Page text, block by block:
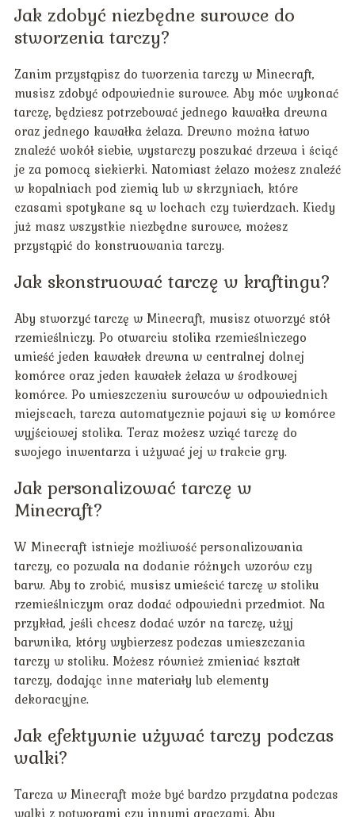
Jak zdobyć niezbędne surowce do
stworzenia tarczy?
Zanim przystąpisz do tworzenia tarczy w Minecraft,
musisz zdobyć odpowiednie surowce. Aby móc wykonać
tarczę, będziesz potrzebować jednego kawałka drewna
oraz jednego kawałka żelaza. Drewno można łatwo
znaleźć wokół siebie, wystarczy poszukać drzewa i ściąć
je za pomocą siekierki. Natomiast żelazo możesz znaleźć
w kopalniach pod ziemią lub w skrzyniach, które
czasami spotykane są w lochach czy twierdzach. Kiedy
już masz wszystkie niezbędne surowce, możesz
przystąpić do konstruowania tarczy.
Jak skonstruować tarczę w kraftingu?
Aby stworzyć tarczę w Minecraft, musisz otworzyć stół
rzemieślniczy. Po otwarciu stolika rzemieślniczego
umieść jeden kawałek drewna w centralnej dolnej
komórce oraz jeden kawałek żelaza w środkowej
komórce. Po umieszczeniu surowców w odpowiednich
miejscach, tarcza automatycznie pojawi się w komórce
wyjściowej stolika. Teraz możesz wziąć tarczę do
swojego inwentarza i używać jej w trakcie gry.
Jak personalizować tarczę w
Minecraft?
W Minecraft istnieje możliwość personalizowania
tarczy, co pozwala na dodanie różnych wzorów czy
barw. Aby to zrobić, musisz umieścić tarczę w stoliku
rzemieślniczym oraz dodać odpowiedni przedmiot. Na
przykład, jeśli chcesz dodać wzór na tarczę, użyj
barwnika, który wybierzesz podczas umieszczania
tarczy w stoliku. Możesz również zmieniać kształt
tarczy, dodając inne materiały lub elementy
dekoracyjne.
Jak efektywnie używać tarczy podczas
walki?
Tarcza w Minecraft może być bardzo przydatna podczas